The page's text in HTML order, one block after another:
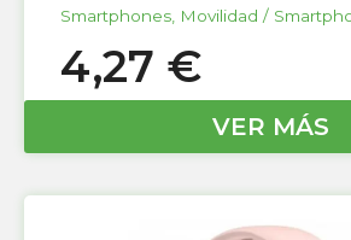
Smartphones Movilidad /
4,27 €
VER MÁS